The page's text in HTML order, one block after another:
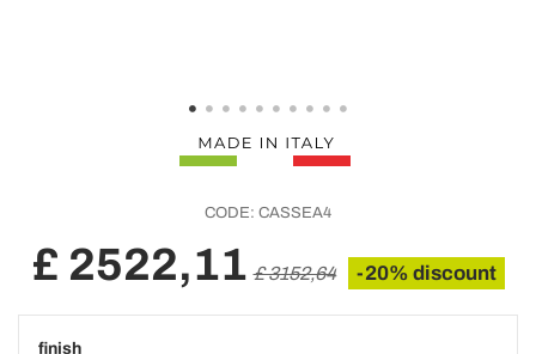
CODE: CASSEA4
£ 2522,11 £ 3152,64 -20% discount
finish